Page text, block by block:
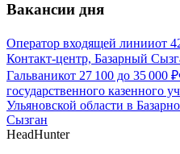
Вакансии дня
Оператор входящей линииот
Контакт-центр, Базарный
Гальваникот 27 100 до 35 000 ₽
государственного казенного
Ульяновской области в
Сызган
HeadHunter